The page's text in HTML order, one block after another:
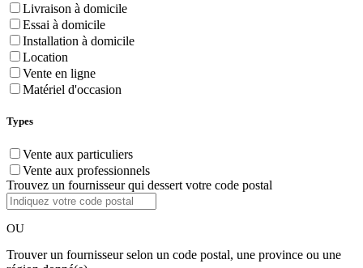
Livraison à domicile
Essai à domicile
Installation à domicile
Location
Vente en ligne
Matériel d'occasion
Types
Vente aux particuliers
Vente aux professionnels
Trouvez un fournisseur qui dessert votre code postal
OU
Trouver un fournisseur selon un code postal, une province ou une